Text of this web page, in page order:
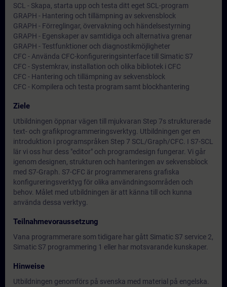
SCL - Skapa, starta upp och testa ditt eget SCL-program
GRAPH - Hantering och tillämpning av sekvensblock
GRAPH - Förreglingar, övervakning och händelsestyrning
GRAPH - Egenskaper av samtidiga och alternativa grenar
GRAPH - Testfunktioner och diagnostikmöjligheter
CFC - Använda CFC-konfigureringsinterface till Simatic S7
CFC - Systemkrav, installation och olika bibliotek i CFC
CFC - Hantering och tillämpning av sekvensblock
CFC - Kompilera och testa program samt blockhantering
Ziele
Utbildningen öppnar vägen till mjukvaran Step 7s strukturerade
text- och grafikprogrammeringsverktyg. Utbildningen ger en
introduktion i programspråken Step 7 SCL/Graph/CFC. I S7-SCL
lär vi oss hur dess "editor" och programdesign fungerar. Vi går
igenom designen, strukturen och hanteringen av sekvensblock
med S7-Graph. S7-CFC är programmerarens grafiska
konfigureringsverktyg för olika användningsområden och
behov. Målet med utbildningen är att känna till och kunna
använda dessa verktyg.
Teilnahmevoraussetzung
Vana programmerare som tidigare har gått Simatic S7 service 2,
Simatic S7 programmering 1 eller har motsvarande kunskaper.
Hinweise
Utbildningen genomförs på svenska med material på engelska.